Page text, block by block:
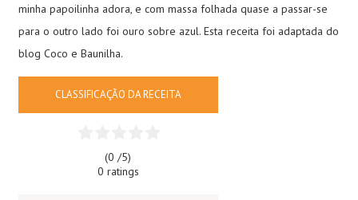
minha papoilinha adora, e com massa folhada quase a passar-se
para o outro lado foi ouro sobre azul. Esta receita foi adaptada do
blog Coco e Baunilha.
CLASSIFICAÇÃO DA RECEITA
(0 /5)
0 ratings